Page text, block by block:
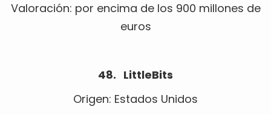
Valoración: por encima de los 900 millones de
euros
48. LittleBits
Origen: Estados Unidos